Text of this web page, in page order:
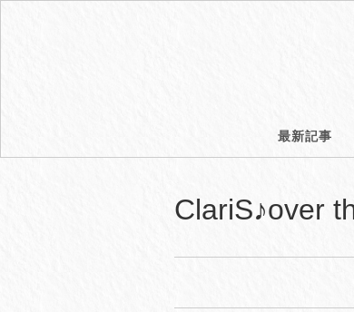
最新記事
ClariS♪over